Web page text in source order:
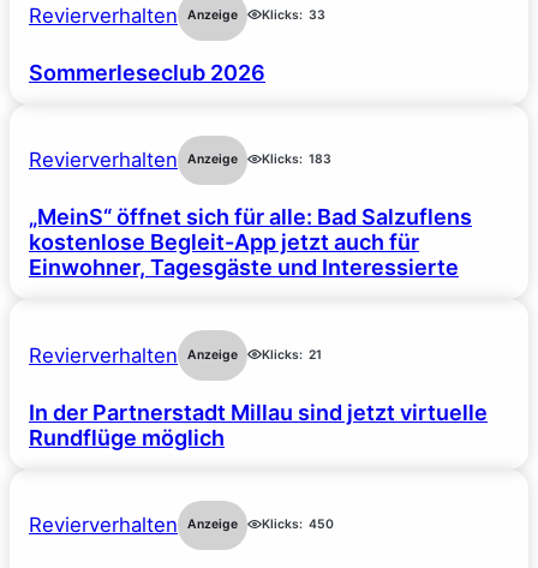
Revierverhalten Anzeige Klicks: 33
Sommerleseclub 2026
Revierverhalten Anzeige Klicks: 183
„MeinS“ öffnet sich für alle: Bad Salzuflens
kostenlose Begleit-App jetzt auch für
Einwohner, Tagesgäste und Interessierte
Revierverhalten Anzeige Klicks: 21
In der Partnerstadt Millau sind jetzt virtuelle
Rundflüge möglich
Revierverhalten Anzeige Klicks: 450